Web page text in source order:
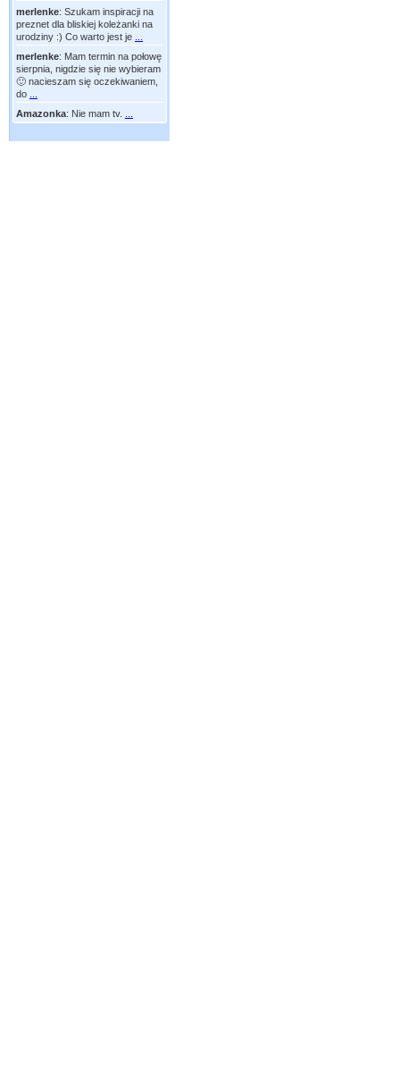
merlenke: Szukam inspiracji na
preznet dla bliskiej koleżanki na
urodziny :) Co warto jest je
merlenke: Mam termin na połowę
sierpnia, nigdzie się nie wybieram
🙂 nacieszam się oczekiwaniem,
do
Amazonka: Nie mam tv.